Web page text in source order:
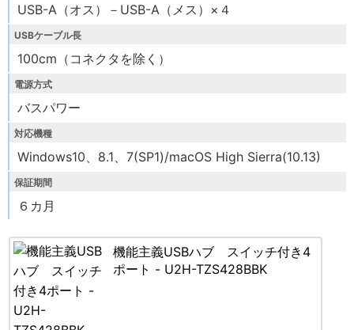
USB-A（オス）－USB-A（メス）×４
USBケーブル長
100cm（コネクタを除く）
電源方式
バスパワー
対応機種
Windows10、8.1、7(SP1)/macOS High Sierra(10.13)
保証期間
６カ月
機能主義USBハブ スイッチ付き4
ポート - U2H-TZS428BBK